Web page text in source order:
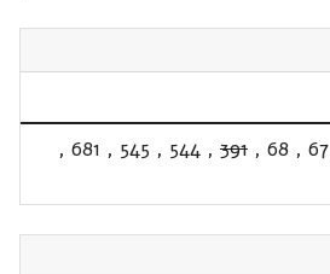
67
,
68
,
391
,
544
,
545
,
681
,